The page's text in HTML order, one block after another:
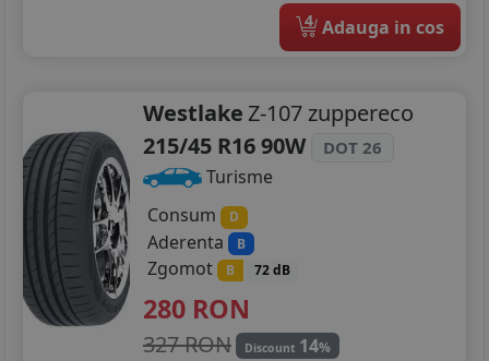
4 Adauga in cos
WestlakeZ-107 zuppereco
215/45 R16 90W
DOT 26
Turisme
Consum
D
Aderenta B
Zgomot B 72 dB
280 RON
327 RON Discount 14%